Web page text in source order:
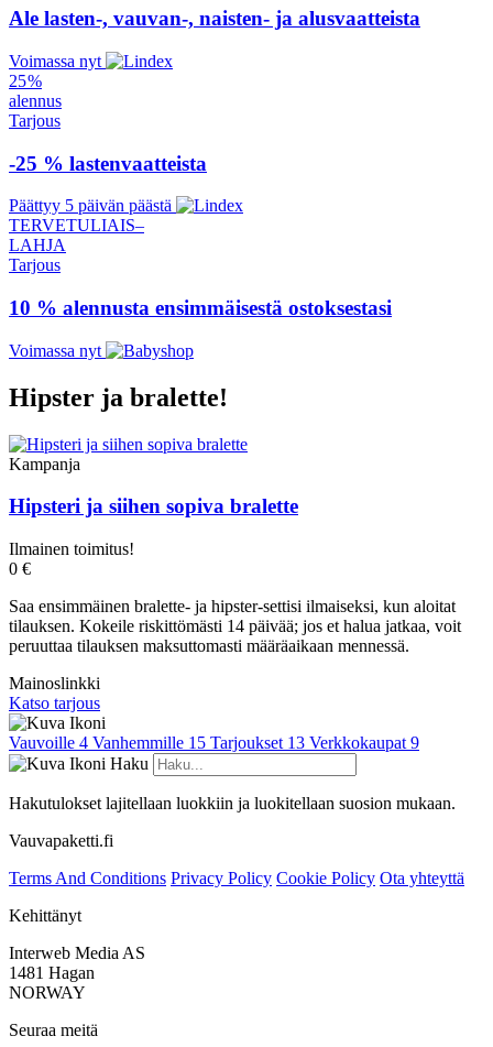
Ale lasten-, vauvan-, naisten- ja alusvaatteista
Voimassa nyt
25 %
alennus
Tarjous
-25 % lastenvaatteista
Päättyy 5 päivän päästä
TERVETULIAIS–
LAHJA
Tarjous
10 % alennusta ensimmäisestä ostoksestasi
Voimassa nyt
Hipster ja bralette!
Kampanja
Hipsteri ja siihen sopiva bralette
Ilmainen toimitus!
0 €
Saa ensimmäinen bralette- ja hipster-settisi ilmaiseksi, kun aloitat
tilauksen. Kokeile riskittömästi 14 päivää; jos et halua jatkaa, voit
peruuttaa tilauksen maksuttomasti määräaikaan mennessä.
Mainoslinkki
Katso tarjous
Vauvoille 4 Vanhemmille 15 Tarjoukset 13 Verkkokaupat 9
Haku
Hakutulokset lajitellaan luokkiin ja luokitellaan suosion mukaan.
Vauvapaketti.fi
Terms And Conditions Privacy Policy Cookie Policy Ota yhteyttä
Kehittänyt
Interweb Media AS
1481 Hagan
NORWAY
Seuraa meitä